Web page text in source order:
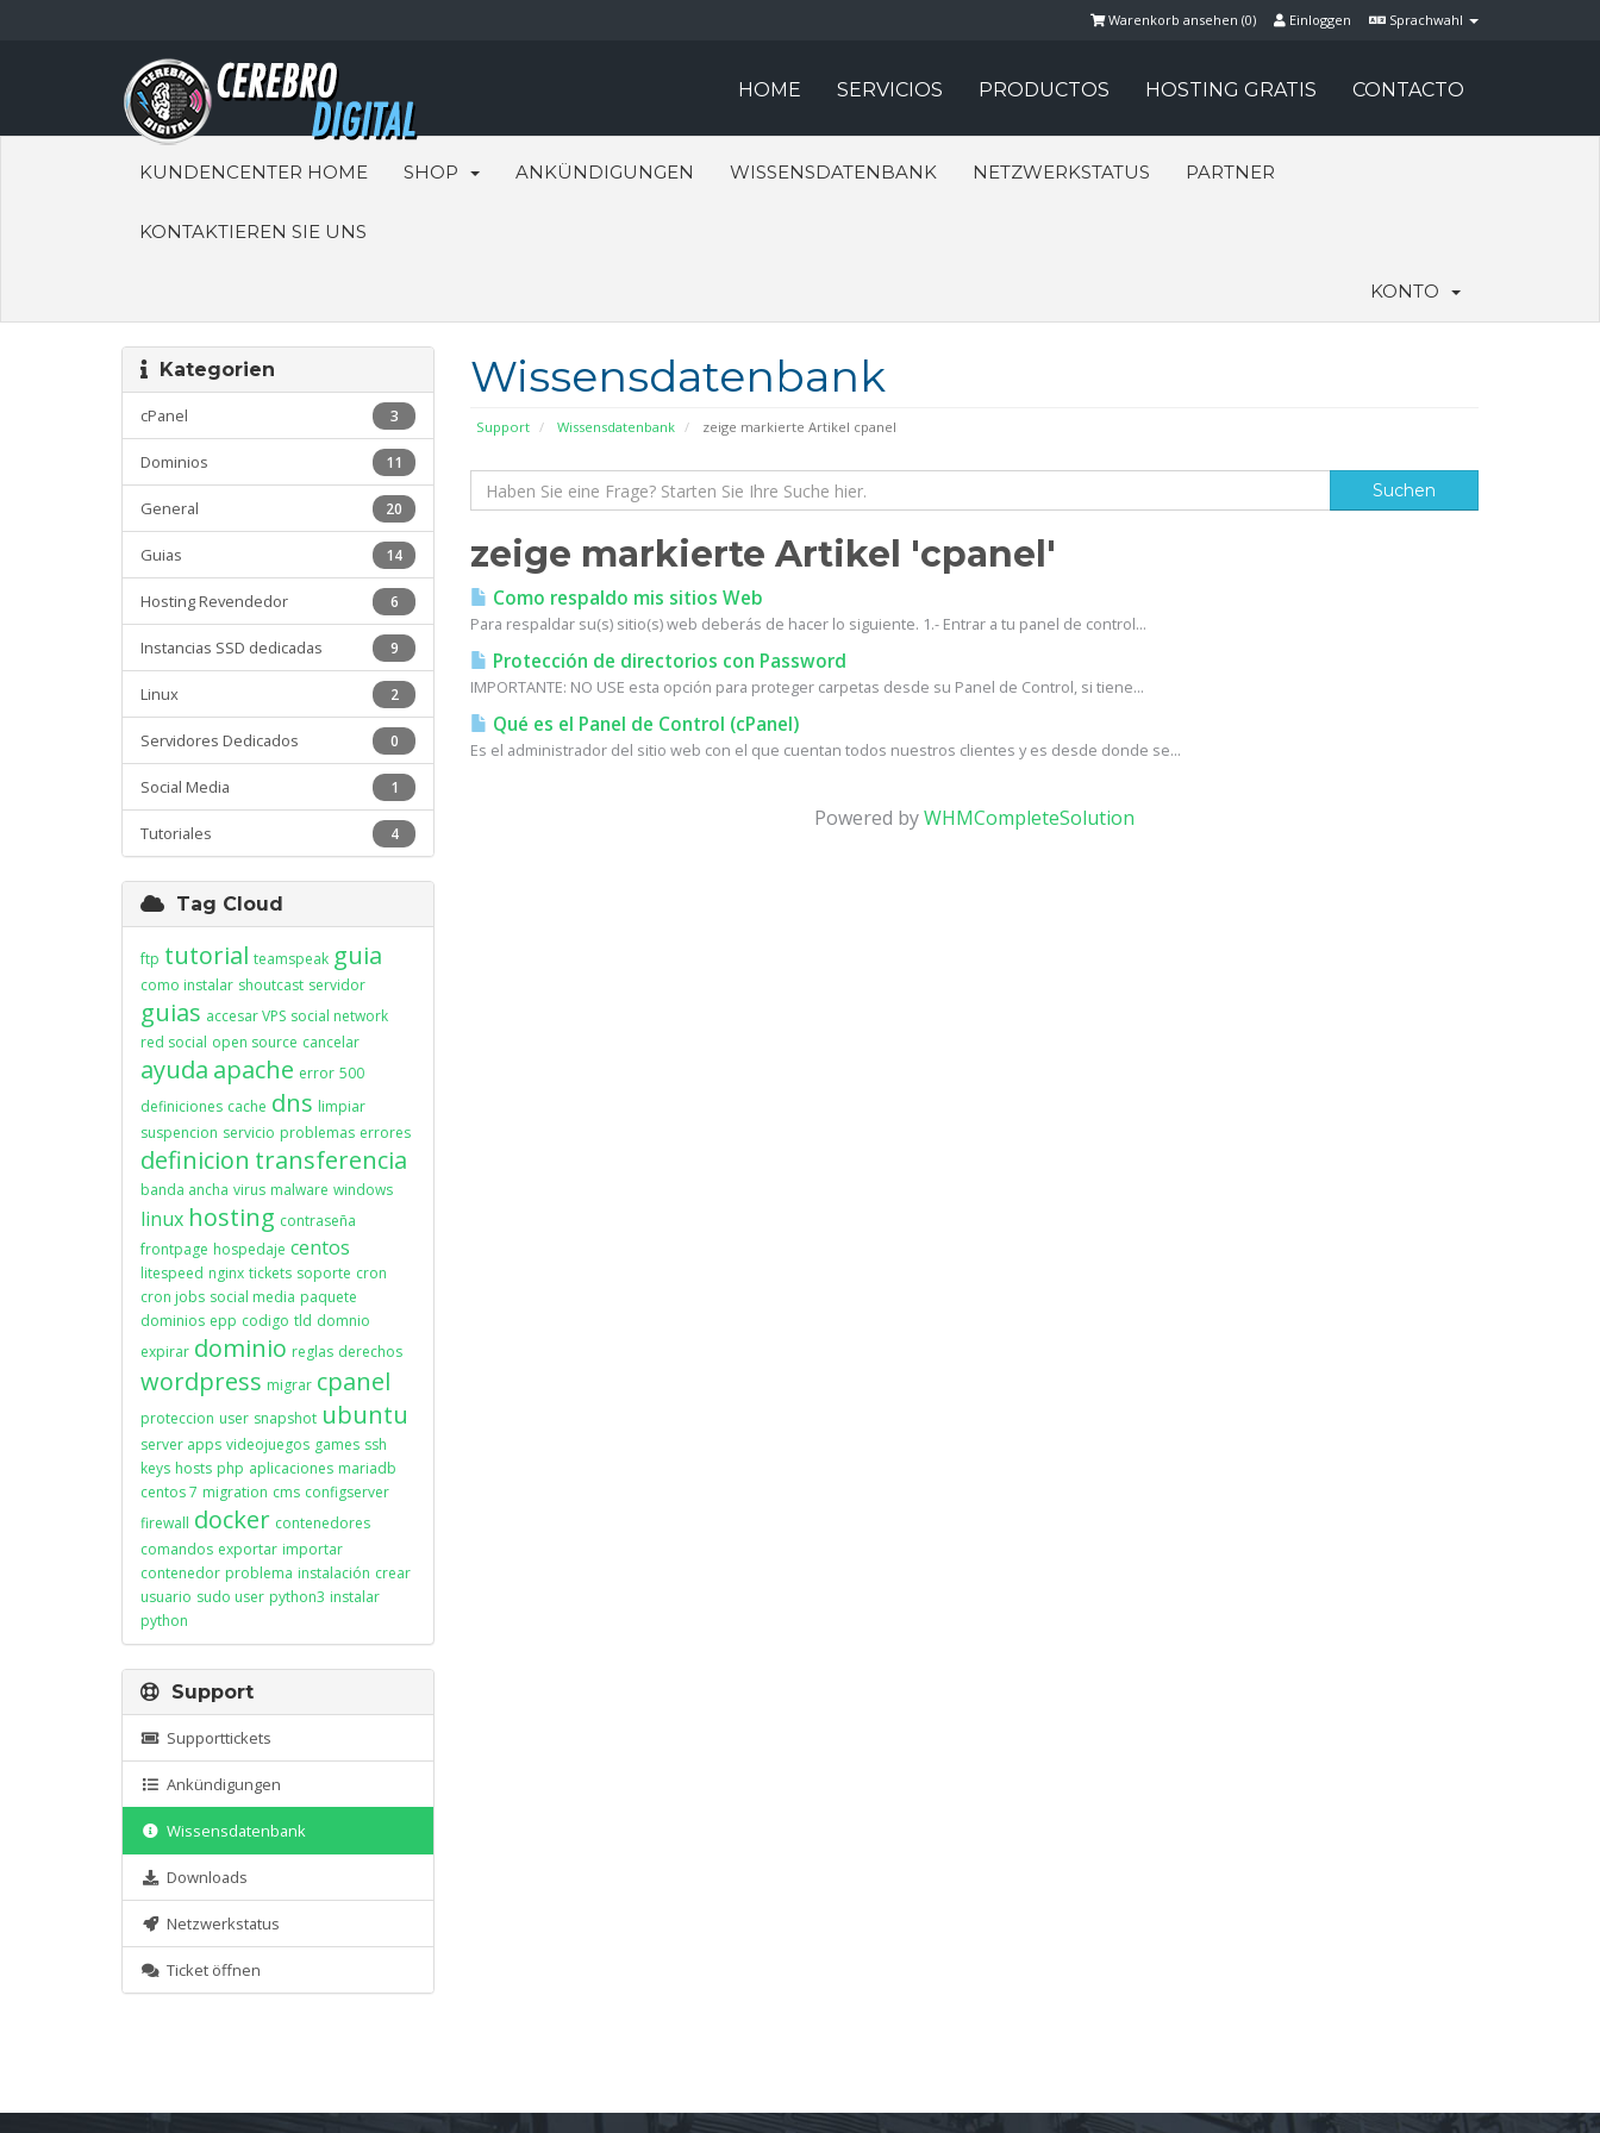
Sprachwahl
Einloggen
Warenkorb ansehen (0)
HOME SERVICIOS PRODUCTOS HOSTING GRATIS CONTACTO
KUNDENCENTER HOME SHOP ANKÜNDIGUNGEN WISSENSDATENBANK NETZWERKSTATUS PARTNER
KONTAKTIEREN SIE UNS
KONTO
Wissensdatenbank
Support Wissensdatenbank zeige markierte Artikel cpanel
Kategorien
3
cPanel
11
Dominios
20
General
14
Guias
6
Hosting Revendedor
9
Instancias SSD dedicadas
2
Linux
0
Servidores Dedicados
1
Social Media
4
Tutoriales
zeige markierte Artikel 'cpanel'
Como respaldo mis sitios Web
Para respaldar su(s) sitio(s) web deberás de hacer lo siguiente. 1.- Entrar a tu panel de control...
Protección de directorios con Password
IMPORTANTE: NO USE esta opción para proteger carpetas desde su Panel de Control, si tiene...
Qué es el Panel de Control (cPanel)
Es el administrador del sitio web con el que cuentan todos nuestros clientes y es desde donde se...
Powered byWHMCompleteSolution
Tag Cloud
ftp tutorial teamspeak guia
como instalar shoutcast servidor
guias accesar VPS social network
red social open source cancelar
ayuda apache error 500
definiciones cache dns limpiar
suspencion servicio problemas errores
definicion transferencia
banda ancha virus malware windows
linux hosting contraseña
frontpage hospedaje centos
litespeed nginx tickets soporte cron
cron jobs social media paquete
dominios epp codigo tld domnio
expirar dominio reglas derechos
wordpress migrar cpanel
proteccion user snapshot ubuntu
server apps videojuegos games ssh
keys hosts php aplicaciones mariadb
centos 7 migration cms configserver
firewall docker contenedores
comandos exportar importar
contenedor problema instalación crear
usuario sudo user python3 instalar
python
Support
Supporttickets
Ankündigungen
Wissensdatenbank
Downloads
Netzwerkstatus
Ticket öffnen